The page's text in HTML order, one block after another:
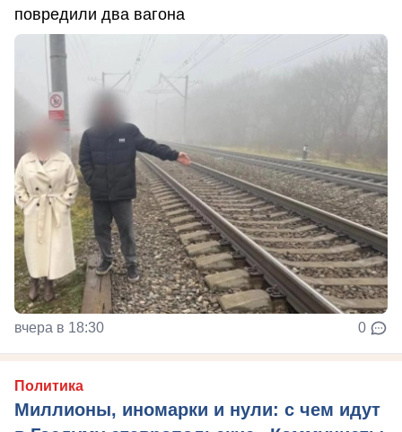
повредили два вагона
вчера в 18:30 0
Политика
Миллионы, иномарки и нули: с чем идут